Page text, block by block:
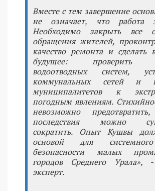
Вместе с тем завершение
не означает, что работа
Необходимо закрыть все
обращения жителей,
качество ремонта и сделать
будущее: проверить
водоотводных систем,
коммунальных сетей и
муниципалитетов к
погодным явлениям.
невозможно
последствия можно
сократить. Опыт Кушвы
основой для
безопасности малых
городов Среднего Урала», -
эксперт.